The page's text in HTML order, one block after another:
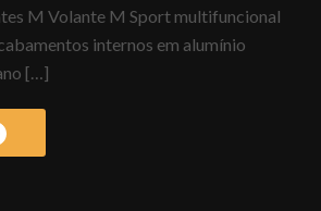
M Volante M Sport multifuncional
internos em alumínio
[…]